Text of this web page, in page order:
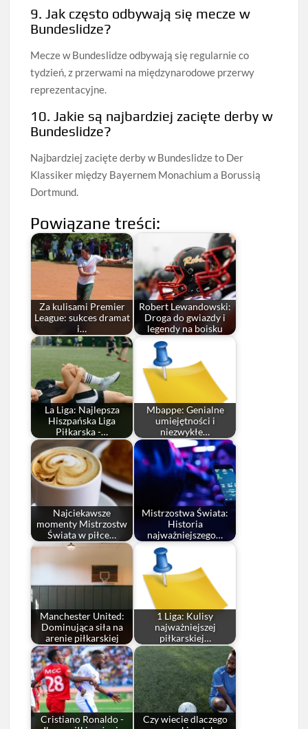
9. Jak często odbywają się mecze w
Bundeslidze?
Mecze w Bundeslidze odbywają się regularnie co
tydzień, z przerwami na międzynarodowe przerwy
reprezentacyjne.
10. Jakie są najbardziej zacięte derby w
Bundeslidze?
Najbardziej zacięte derby w Bundeslidze to Der
Klassiker między Bayernem Monachium a Borussią
Dortmund.
Powiązane treści:
Za kulisami Premier
League: sukces dramat
i…
Robert Lewandowski:
Droga do gwiazdy i
legendy na boisku
La Liga: Najlepsza
Hiszpańska Liga
Piłkarska -…
Mbappe: Genialne
umiejętności i
niezwykłe…
Najciekawsze
momenty Mistrzostw
Świata w piłce…
Mistrzostwa Świata:
Historia
najważniejszego…
Manchester United:
Dominująca siła na
arenie piłkarskiej
1 Liga: Kulisy
najważniejszej
piłkarskiej…
Cristiano Ronaldo -
Czy wiecie dlaczego